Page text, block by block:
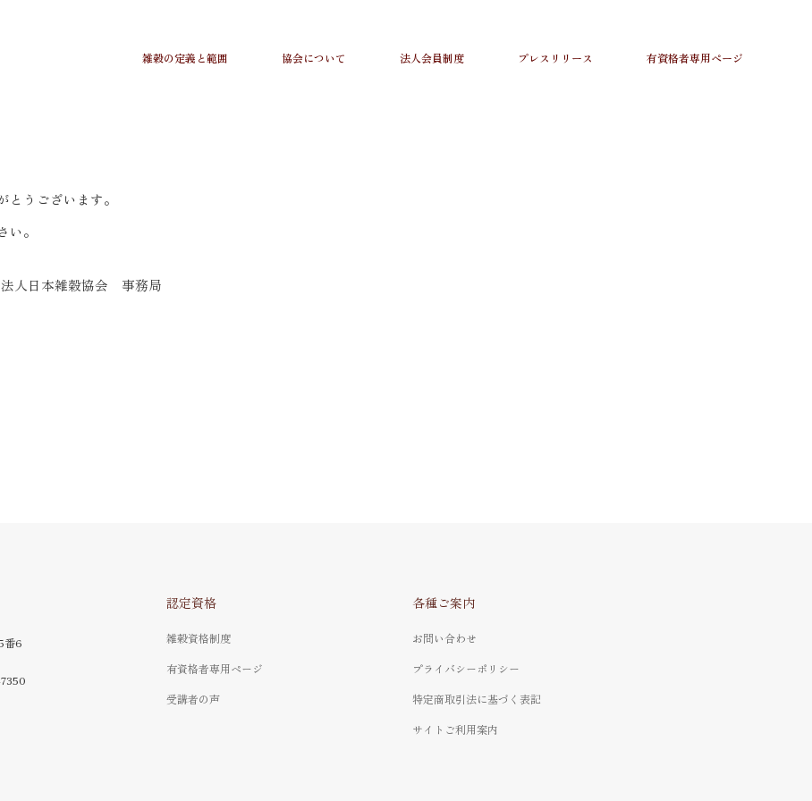
雑穀の定義と範囲 協会について 法人会員制度 プレスリリース 有資格者専用ページ
うございます。
。
人日本雑穀協会 事務局
認定資格
雑穀資格制度
有資格者専用ページ
受講者の声
各種ご案内
お問い合わせ
プライバシーポリシー
特定商取引法に基づく表記
サイトご利用案内
番6